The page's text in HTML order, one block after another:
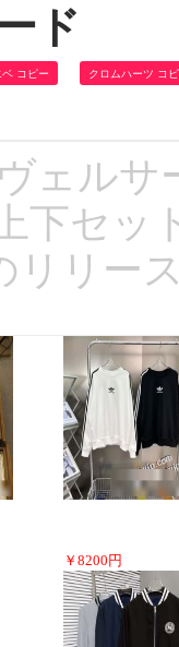
ド
ベ コピー クロムハーツ コ
ェル
下セッ
リリー
￥ 8200 円